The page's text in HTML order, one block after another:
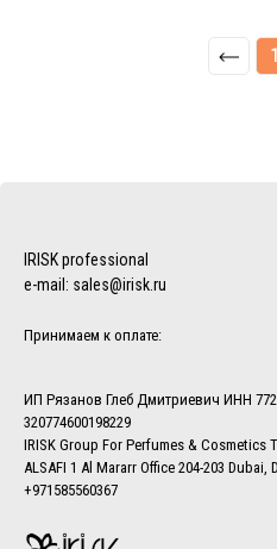
1
IRISK professional
e-mail: sales@irisk.ru
Принимаем к оплате:
ИП Рязанов Глеб Дмитриевич ИНН
320774600198229
IRISK Group For Perfumes & Cosmetics
ALSAFI 1 Al Mararr Office 204-203
+971585560367